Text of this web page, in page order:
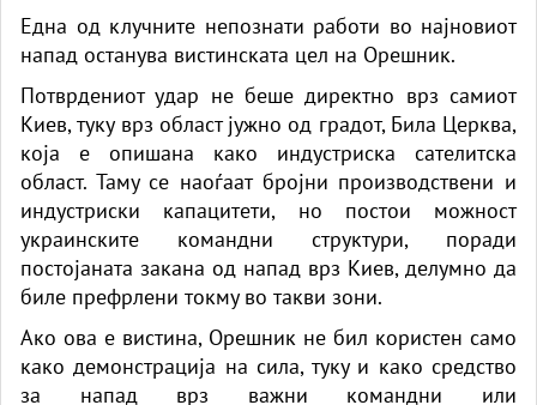
Една од клучните непознати работи во најновиот
напад останува вистинската цел на Орешник.
Потврдениот удар не беше директно врз самиот
Киев, туку врз област јужно од градот, Била Церква,
која е опишана како индустриска сателитска
област. Таму се наоѓаат бројни производствени и
индустриски капацитети, но постои можност
украинските командни структури, поради
постојаната закана од напад врз Киев, делумно да
биле префрлени токму во такви зони.
Ако ова е вистина, Орешник не бил користен само
како демонстрација на сила, туку и како средство
за напад врз важни командни или